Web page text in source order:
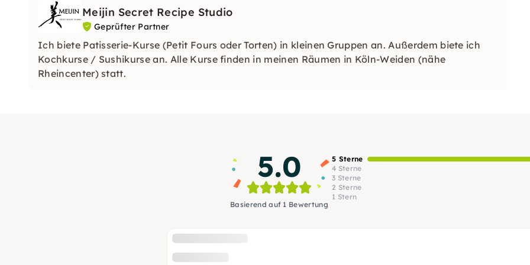
Meijin Secret Recipe Studio
Geprüfter Partner
Ich biete Patisserie-Kurse (Petit Fours oder Torten) in kleinen Gruppen an. Außerdem biete ich
Kochkurse / Sushikurse an. Alle Kurse finden in meinen Räumen in Köln-Weiden (nähe
Rheincenter) statt.
5.0
Basierend auf 1 Bewertung
5 Sterne
4 Sterne
3 Sterne
2 Sterne
1 Stern